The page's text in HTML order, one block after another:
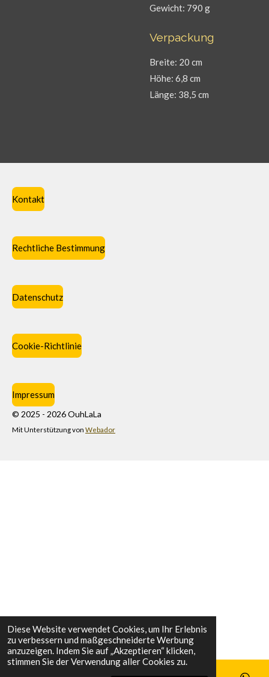
Diese Website verwendet Cookies, um Ihr Erlebnis
zu verbessern und maßgeschneiderte Werbung
anzuzeigen. Indem Sie auf „Akzeptieren“ klicken,
stimmen Sie der Verwendung aller Cookies zu.
Gewicht: 790 g
Verpackung
Breite: 20 cm
Höhe: 6,8 cm
Länge: 38,5 cm
Kontakt
Rechtliche Bestimmung
Datenschutz
Cookie-Richtlinie
Impressum
© 2025 - 2026 OuhLaLa
Mit Unterstützung von Webador